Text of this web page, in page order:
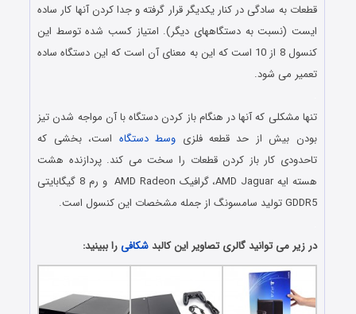
قطعات به سادگی در کنار یکدیگر قرار گرفته و جدا کردن آنها کار ساده
ایست (نسبت به دستگاههای دیگر). امتیاز کسب شده توسط این
کنسول 8 از 10 است که این به معنای آن است که این دستگاه ساده
تعمیر می شود.
تنها مشکلی که آنها در هنگام باز کردن دستگاه با آن مواجه شدن تیز
بودن بیش از حد قطعه فلزی وسط دستگاه است، بخشی که
تاحدودی کار باز کردن قطعات را سخت می کند. پردازنده هشت
هسته ایه AMD Jaguar، گرافیک AMD Radeon و رم 8 گیگابایتی
GDDR5 تولید سامسونگ از جمله مشخصات این کنسول است.
در زیر می توانید گالری تصاویر این کالبدشکافیرا ببینید: